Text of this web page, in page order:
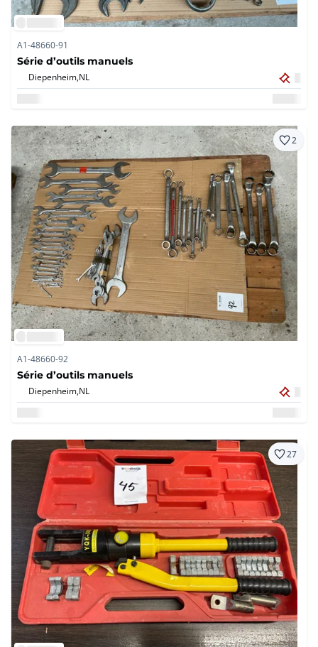
A1-48660-91
Série d’outils manuels
Diepenheim,NL
2
A1-48660-92
Série d’outils manuels
Diepenheim,NL
27